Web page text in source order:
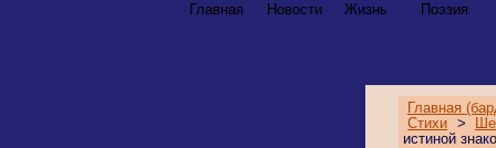
Главная Новости Жизнь Поэзия
Главная
Стихи
>
истиной